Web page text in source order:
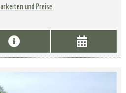
und Preise